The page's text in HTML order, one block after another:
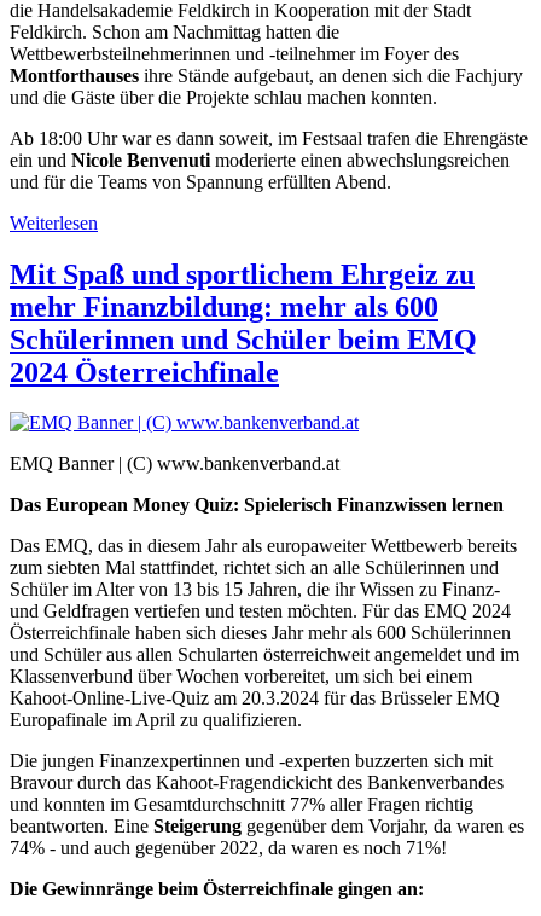
die Handelsakademie Feldkirch in Kooperation mit der Stadt
Feldkirch. Schon am Nachmittag hatten die
Wettbewerbsteilnehmerinnen und -teilnehmer im Foyer des
Montforthauses ihre Stände aufgebaut, an denen sich die Fachjury
und die Gäste über die Projekte schlau machen konnten.
Ab 18:00 Uhr war es dann soweit, im Festsaal trafen die Ehrengäste
ein und Nicole Benvenuti moderierte einen abwechslungsreichen
und für die Teams von Spannung erfüllten Abend.
Weiterlesen
Mit Spaß und sportlichem Ehrgeiz zu
mehr Finanzbildung: mehr als 600
Schülerinnen und Schüler beim EMQ
2024 Österreichfinale
EMQ Banner | (C) www.bankenverband.at
Das European Money Quiz: Spielerisch Finanzwissen lernen
Das EMQ, das in diesem Jahr als europaweiter Wettbewerb bereits
zum siebten Mal stattfindet, richtet sich an alle Schülerinnen und
Schüler im Alter von 13 bis 15 Jahren, die ihr Wissen zu Finanz-
und Geldfragen vertiefen und testen möchten. Für das EMQ 2024
Österreichfinale haben sich dieses Jahr mehr als 600 Schülerinnen
und Schüler aus allen Schularten österreichweit angemeldet und im
Klassenverbund über Wochen vorbereitet, um sich bei einem
Kahoot-Online-Live-Quiz am 20.3.2024 für das Brüsseler EMQ
Europafinale im April zu qualifizieren.
Die jungen Finanzexpertinnen und -experten buzzerten sich mit
Bravour durch das Kahoot-Fragendickicht des Bankenverbandes
und konnten im Gesamtdurchschnitt 77% aller Fragen richtig
beantworten. Eine Steigerung gegenüber dem Vorjahr, da waren es
74% - und auch gegenüber 2022, da waren es noch 71%!
Die Gewinnränge beim Österreichfinale gingen an: